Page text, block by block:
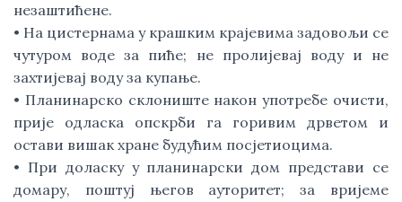
незаштићене.
• На цистернама у крашким крајевима задовољи се
чутуром воде за пиће; не пролијевај воду и не
захтијевај воду за купање.
• Планинарско склониште након употребе очисти,
прије одласка опскрби га горивим дрветом и
остави вишак хране будућим посјетиоцима.
• При доласку у планинарски дом представи се
домару, поштуј његов ауторитет; за вријеме